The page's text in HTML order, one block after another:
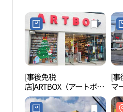
[事後免税
店]ARTBOX（アートボッ
クス）・オサン（烏山）
店(아트박스 오산점)
[事
マ
店(